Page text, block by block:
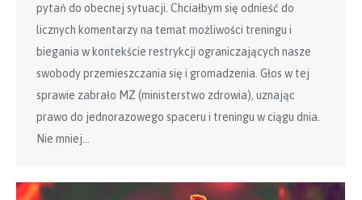
pytań do obecnej sytuacji. Chciałbym się odnieść do
licznych komentarzy na temat możliwości treningu i
biegania w kontekście restrykcji ograniczających nasze
swobody przemieszczania się i gromadzenia. Głos w tej
sprawie zabrało MZ (ministerstwo zdrowia), uznając
prawo do jednorazowego spaceru i treningu w ciągu dnia.
Nie mniej…